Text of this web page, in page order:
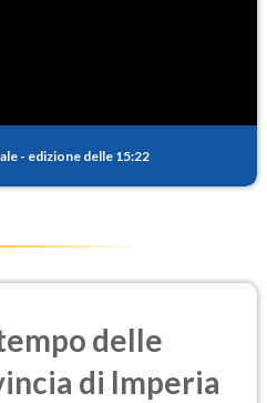
- edizione delle 15:22
delle
di Imperia